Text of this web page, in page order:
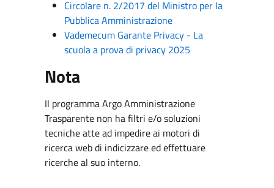
Circolare n. 2/2017 del Ministro per la
Pubblica Amministrazione
Vademecum Garante Privacy - La
scuola a prova di privacy 2025
Nota
Il programma Argo Amministrazione
Trasparente non ha filtri e/o soluzioni
tecniche atte ad impedire ai motori di
ricerca web di indicizzare ed effettuare
ricerche al suo interno.